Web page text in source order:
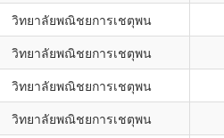
วิทยาลัยพณิชยการเชตุพน
วิทยาลัยพณิชยการเชตุพน
วิทยาลัยพณิชยการเชตุพน
วิทยาลัยพณิชยการเชตุพน